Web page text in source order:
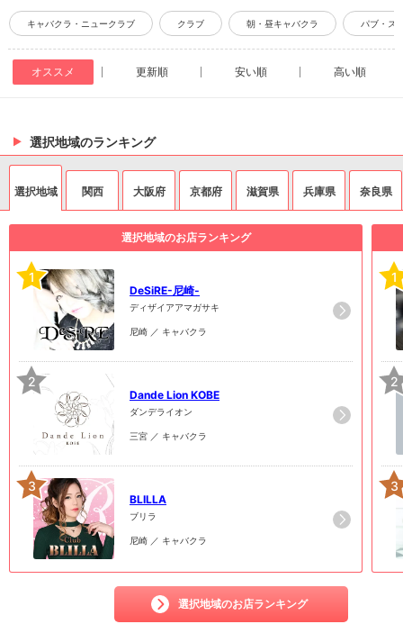
キャバクラ・ニュークラブ クラブ 朝・昼キャバクラ パブ・ス
オススメ 更新順 安い順 高い順
選択地域のランキング
選択地域 関西 大阪府 京都府 滋賀県 兵庫県 奈良県
選択地域のお店ランキング
1
DeSiRE-尼崎-
ディザイアアマガサキ
尼崎 ／ キャバクラ
2
Dande Lion KOBE
ダンデライオン
三宮 ／ キャバクラ
3
BLILLA
ブリラ
尼崎 ／ キャバクラ
選択地域のお店ランキング
1
2
3